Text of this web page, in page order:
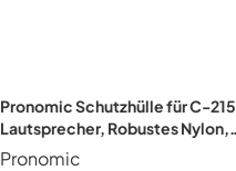
Pronomic Schutzhülle für C-215
Lautsprecher, Robustes Nylon,
Farbe: Schwarz
Pronomic